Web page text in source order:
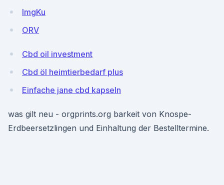
lmgKu
ORV
Cbd oil investment
Cbd öl heimtierbedarf plus
Einfache jane cbd kapseln
was gilt neu - orgprints.org barkeit von Knospe-
Erdbeersetzlingen und Einhaltung der Bestelltermine.